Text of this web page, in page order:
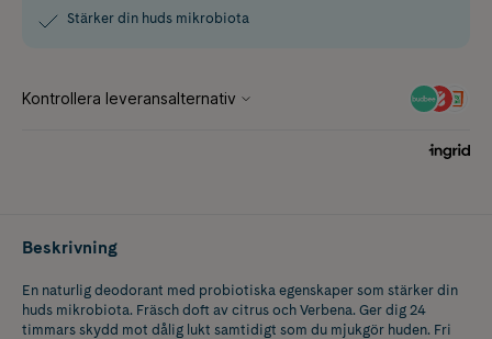
Stärker din huds mikrobiota
Beskrivning
En naturlig deodorant med probiotiska egenskaper som stärker din
huds mikrobiota. Fräsch doft av citrus och Verbena. Ger dig 24
timmars skydd mot dålig lukt samtidigt som du mjukgör huden. Fri